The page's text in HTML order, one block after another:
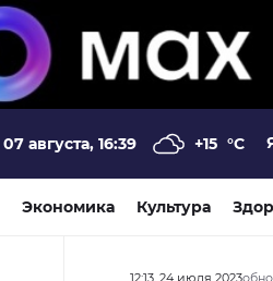
07 августа, 16:39 +15 °C
Экономика Культура
12:13, 24 июля 2023